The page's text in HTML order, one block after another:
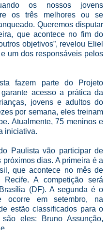
os nossos jovens
os três melhores ou se
Queremos disputar
que acontece no fim do
objetivos”, revelou Eliel
um dos responsáveis pelos
fazem parte do Projeto
acesso a prática da
jovens e adultos do
por semana, eles treinam
Atualmente, 75 meninos e
iniciativa.
Paulista vão participar de
dias. A primeira é a
que acontece no mês de
A competição será
(DF). A segunda é o
ocorre em setembro, na
estão classificados para o
eles: Bruno Assunção,